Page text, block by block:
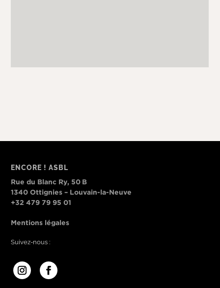
ENCORE ! ASBL
Rue du Blanc Ry, 50 B
1340 Ottignies – Louvain-la-Neuve
+32 479 79 95 01
Mentions légales
Suivez-nous :